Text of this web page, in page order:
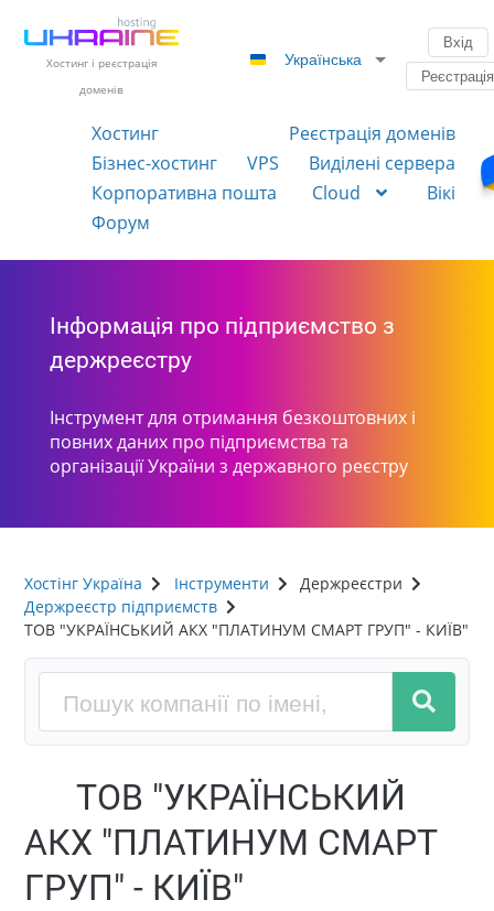
Хостинг і реєстрація
доменів
Українська
Вхід
Реєстрація
Хостинг
Реєстрація доменів
Бізнес-хостинг
VPS
Виділені сервера
Корпоративна пошта
Cloud
Вікі
Форум
Інформація про підприємство з
держреєстру
Інструмент для отримання безкоштовних і
повних даних про підприємства та
організації України з державного реєстру
Хостінг Україна Інструменти
Держреєстри
Держреєстр підприємств
ТОВ "УКРАЇНСЬКИЙ АКХ "ПЛАТИНУМ СМАРТ ГРУП" - КИЇВ"
ТОВ "УКРАЇНСЬКИЙ
АКХ "ПЛАТИНУМ СМАРТ
ГРУП" - КИЇВ"